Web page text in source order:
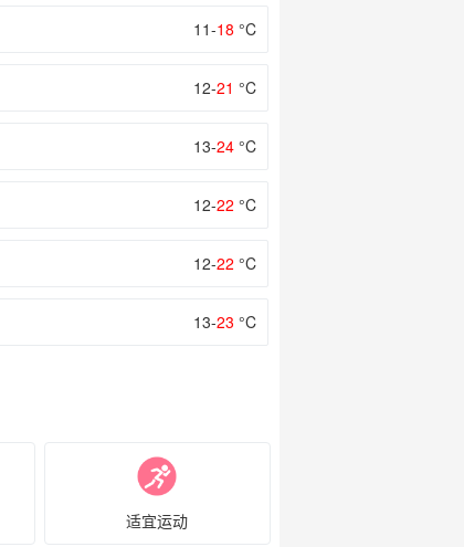
11-18 °C
12-21 °C
13-24 °C
12-22 °C
12-22 °C
13-23 °C
适宜运动